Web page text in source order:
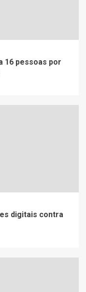
16 pessoas por
digitais contra